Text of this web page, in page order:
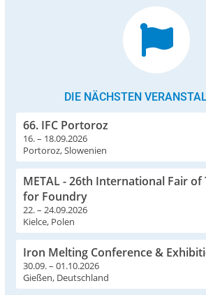
DIE NÄCHSTEN
66. IFC Portoroz
16. – 18.09.2026
Portoroz, Slowenien
METAL - 26th International Fair of
for Foundry
22. – 24.09.2026
Kielce, Polen
Iron Melting Conference &
30.09. – 01.10.2026
Gießen, Deutschland